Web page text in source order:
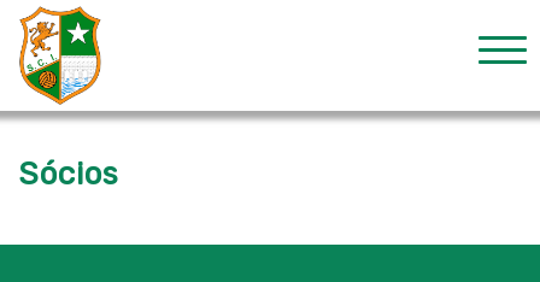
Sócios